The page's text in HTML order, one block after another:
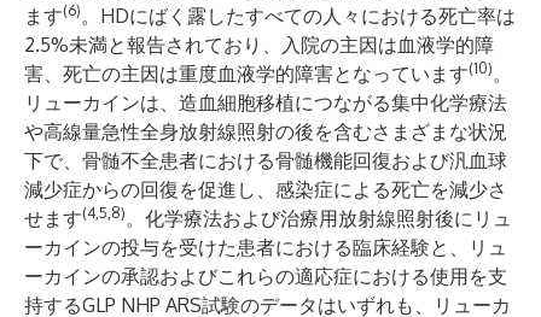
ます(6)。HDにばく露したすべての人々における死亡率は
2.5%未満と報告されており、入院の主因は血液学的障
害、死亡の主因は重度血液学的障害となっています(10)。
リューカインは、造血細胞移植につながる集中化学療法
や高線量急性全身放射線照射の後を含むさまざまな状況
下で、骨髄不全患者における骨髄機能回復および汎血球
減少症からの回復を促進し、感染症による死亡を減少さ
せます(4,5,8)。化学療法および治療用放射線照射後にリュ
ーカインの投与を受けた患者における臨床経験と、リュ
ーカインの承認およびこれらの適応症における使用を支
持するGLP NHP ARS試験のデータはいずれも、リューカ